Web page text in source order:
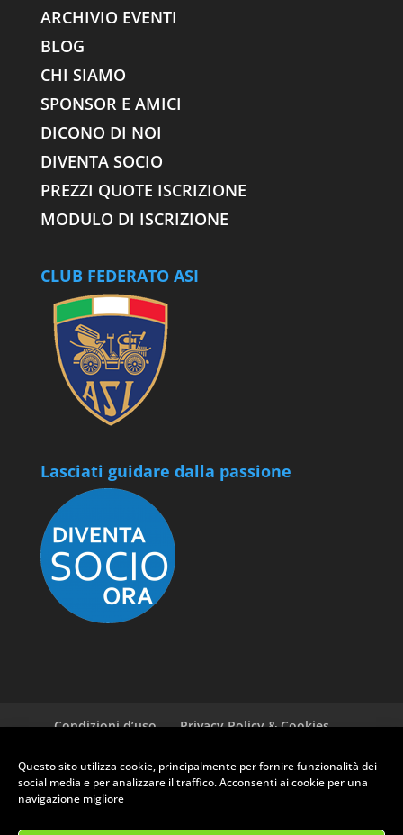
Questo sito utilizza cookie, principalmente per fornire funzionalità dei
social media e per analizzare il traffico. Acconsenti ai cookie per una
navigazione migliore
ARCHIVIO EVENTI
BLOG
CHI SIAMO
SPONSOR E AMICI
DICONO DI NOI
DIVENTA SOCIO
PREZZI QUOTE ISCRIZIONE
MODULO DI ISCRIZIONE
CLUB FEDERATO ASI
Lasciati guidare dalla passione
Condizioni d’uso
Privacy Policy & Cookies
- P.Iva: 01709030975